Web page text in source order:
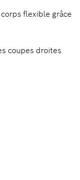
flexible grâce
coupes droites